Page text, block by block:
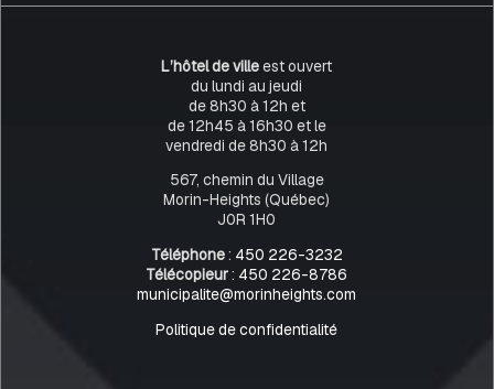
L’hôtel de villeest ouvert
du lundi au jeudi
de 8h30 à 12h et
de 12h45 à 16h30 et le
vendredi de 8h30 à 12h
567, chemin du Village
Morin-Heights (Québec)
J0R 1H0
Téléphone: 450 226-3232
Télécopieur: 450 226-8786
municipalite@morinheights.com
Politique de confidentialité